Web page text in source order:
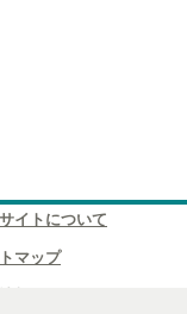
イトについて
マップ